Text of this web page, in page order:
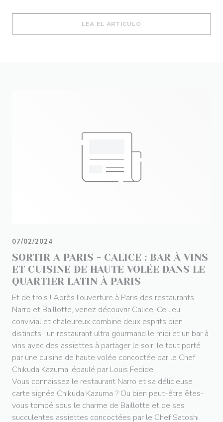
LEA EL ARTICULO
SORTIR A PARIS - CALICE : BAR À VINS
ET CUISINE DE HAUTE VOLÉE DANS LE
QUARTIER LATIN À PARIS
07/02/2024
Et de trois ! Après l'ouverture à Paris des restaurants
Narro et Baillotte, venez découvrir Calice. Ce lieu
convivial et chaleureux combine deux esprits bien
distincts : un restaurant ultra gourmand le midi et un bar à
vins avec des assiettes à partager le soir, le tout porté
par une cuisine de haute volée concoctée par le Chef
Chikuda Kazuma, épaulé par Louis Fedide.
Vous connaissez le restaurant Narro et sa délicieuse
carte signée Chikuda Kazuma ? Ou bien peut-être êtes-
vous tombé sous le charme de Baillotte et de ses
succulentes assiettes concoctées par le Chef Satoshi